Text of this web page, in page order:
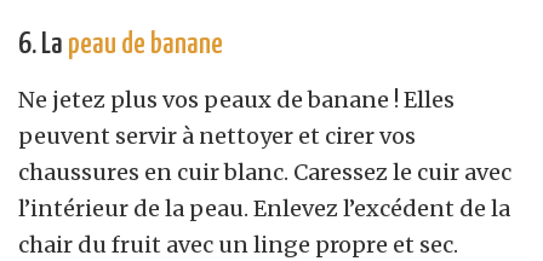
6. La peau de banane
Ne jetez plus vos peaux de banane ! Elles
peuvent servir à nettoyer et cirer vos
chaussures en cuir blanc. Caressez le cuir avec
l’intérieur de la peau. Enlevez l’excédent de la
chair du fruit avec un linge propre et sec.